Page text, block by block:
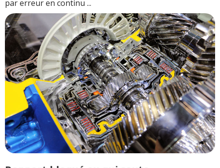
par erreur en continu ...